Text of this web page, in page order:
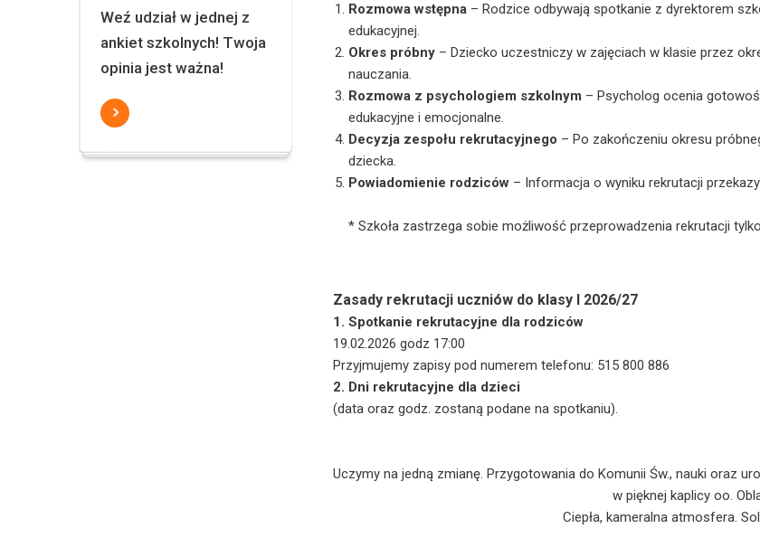
Rozmowa wstępna– Rodzice odbywają spotkanie z dyrektorem
edukacyjnej.
Okres próbny– Dziecko uczestniczy w zajęciach w klasie przez
nauczania.
Rozmowa z psychologiem szkolnym – Psycholog ocenia
edukacyjne i emocjonalne.
Decyzja zespołu rekrutacyjnego – Po zakończeniu okresu
dziecka.
Powiadomienie rodziców– Informacja o wyniku rekrutacji
* Szkoła zastrzega sobie możliwość przeprowadzenia rekrutacji
Zasady rekrutacji uczniów do klasy I 2026/27
1. Spotkanie rekrutacyjne dla rodziców
19.02.2026 godz 17:00
Przyjmujemy zapisy pod numerem telefonu: 515 800 886
2. Dni rekrutacyjne dla dzieci
(data oraz godz. zostaną podane na spotkaniu).
Uczymy na jedną zmianę. Przygotowania do Komunii Św., nauki oraz
w pięknej kaplicy oo.
Ciepła, kameralna atmosfera.
Weź udział w jednej z
ankiet szkolnych! Twoja
opinia jest ważna!